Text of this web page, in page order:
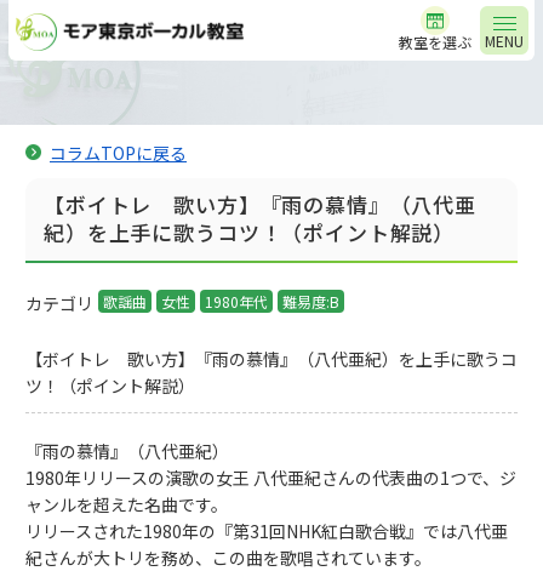
MENU
教室を選ぶ
コラムTOPに戻る
【ボイトレ 歌い方】『雨の慕情』（八代亜
紀）を上手に歌うコツ！（ポイント解説）
カテゴリ 歌謡曲 女性 1980年代 難易度:B
【ボイトレ 歌い方】『雨の慕情』（八代亜紀）を上手に歌うコ
ツ！（ポイント解説）
『雨の慕情』（八代亜紀）
1980年リリースの演歌の女王 八代亜紀さんの代表曲の1つで、ジ
ャンルを超えた名曲です。
リリースされた1980年の『第31回NHK紅白歌合戦』では八代亜
紀さんが大トリを務め、この曲を歌唱されています。